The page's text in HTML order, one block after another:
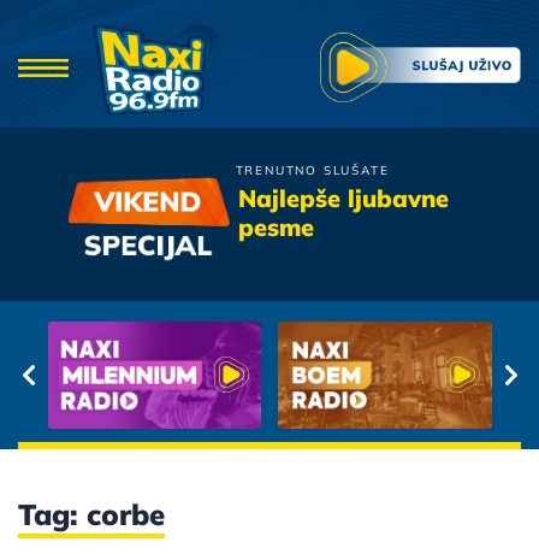
TRENUTNO SLUŠATE
Najlepše ljubavne
pesme
Babe
Tag: corbe